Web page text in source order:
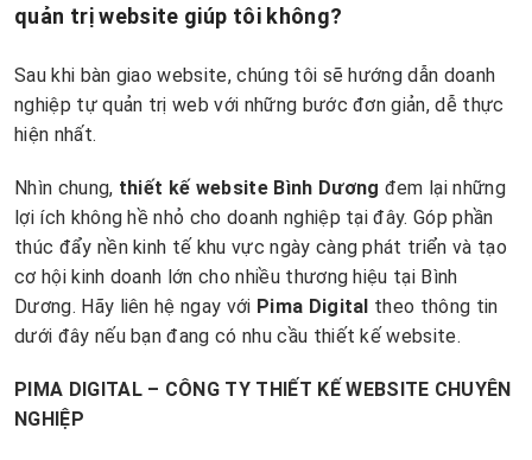
quản trị website giúp tôi không?
Sau khi bàn giao website, chúng tôi sẽ hướng dẫn doanh
nghiệp tự quản trị web với những bước đơn giản, dễ thực
hiện nhất.
Nhìn chung, thiết kế website Bình Dương đem lại những
lợi ích không hề nhỏ cho doanh nghiệp tại đây. Góp phần
thúc đẩy nền kinh tế khu vực ngày càng phát triển và tạo
cơ hội kinh doanh lớn cho nhiều thương hiệu tại Bình
Dương. Hãy liên hệ ngay với Pima Digital theo thông tin
dưới đây nếu bạn đang có nhu cầu thiết kế website.
PIMA DIGITAL – CÔNG TY THIẾT KẾ WEBSITE CHUYÊN
NGHIỆP